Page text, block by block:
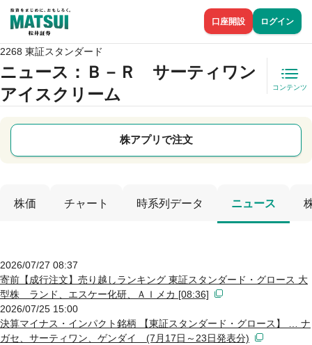
口座開設 ログイン
2268 東証スタンダード
ニュース ：Ｂ－Ｒ サーティワン
アイスクリーム
コンテンツ
株アプリで注文
株価 チャート 時系列データ ニュース
2026/07/27 08:37
寄前【成行注文】売り越しランキング 東証スタンダード・グロース 大
型株 ランド、エスケー化研、ＡＩメカ [08:36]
2026/07/25 15:00
決算マイナス・インパクト銘柄 【東証スタンダード・グロース】 … ナ
ガセ、サーティワン、ゲンダイ (7月17日～23日発表分)